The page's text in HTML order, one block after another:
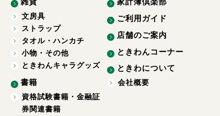
雑貨
文房具
ストラップ
タオル・ハンカチ
小物・その他
ときわんキャラグッズ
書籍
資格試験書籍・金融証
券関連書籍
家計簿倶楽部
ご利用ガイド
店舗のご案内
ときわんコーナー
ときわについて
会社概要